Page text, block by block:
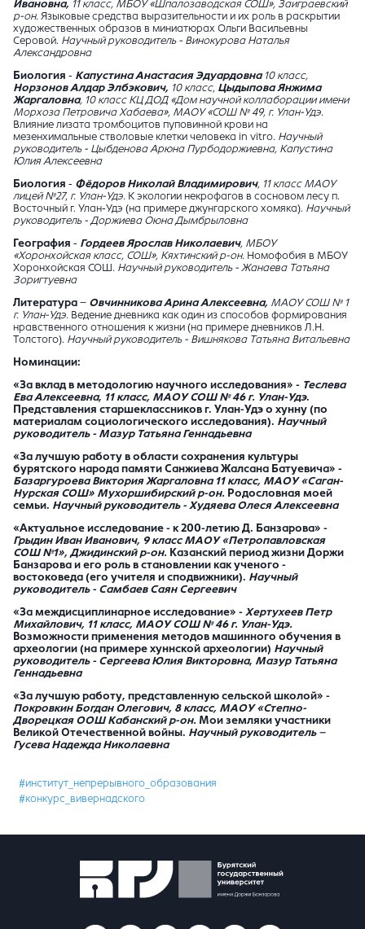
Ивановна, 11 класс, МБОУ «Шпалозаводская СОШ», Заиграевский
р-он. Языковые средства выразительности и их роль в раскрытии
художественных образов в миниатюрах Ольги Васильевны
Серовой. Научный руководитель - Винокурова Наталья
Александровна
Биология - Капустина Анастасия Эдуардовна 10 класс,
Норзонов Алдар Элбэкович, 10 класс, Цыдыпова Янжима
Жаргаловна, 10 класс КЦ ДОД «Дом научной коллаборации имени
Морхоза Петровича Хабаева», МАОУ «СОШ № 49, г. Улан-Удэ.
Влияние лизата тромбоцитов пуповинной крови на
мезенхимальные стволовые клетки человека in vitro. Научный
руководитель - Цыбденова Арюна Пурбодоржиевна, Капустина
Юлия Алексеевна
Биология - Фёдоров Николай Владимирович, 11 класс МАОУ
лицей №27, г. Улан-Удэ. К экологии некрофагов в сосновом лесу п.
Восточный г. Улан-Удэ (на примере джунгарского хомяка). Научный
руководитель - Доржиева Оюна Дымбрыловна
География - Гордеев Ярослав Николаевич, МБОУ
«Хоронхойская класс, СОШ», Кяхтинский р-он. Номофобия в МБОУ
Хоронхойская СОШ. Научный руководитель - Жанаева Татьяна
Зоригтуевна
Литература – Овчинникова Арина Алексеевна, МАОУ СОШ № 1
г. Улан-Удэ. Ведение дневника как один из способов формирования
нравственного отношения к жизни (на примере дневников Л.Н.
Толстого). Научный руководитель - Вишнякова Татьяна Витальевна
Номинации:
«За вклад в методологию научного исследования» - Теслева
Ева Алексеевна, 11 класс, МАОУ СОШ № 46 г. Улан-Удэ.
Представления старшеклассников г. Улан-Удэ о хунну (по
материалам социологического исследования). Научный
руководитель - Мазур Татьяна Геннадьевна
«За лучшую работу в области сохранения культуры
бурятского народа памяти Санжиева Жалсана Батуевича» -
Базаргуроева Виктория Жаргаловна11 класс, МАОУ «Саган-
Нурская СОШ» Мухоршибирский р-он. Родословная моей
семьи. Научный руководитель - Худяева Олеся Алексеевна
«Актуальное исследование - к 200-летию Д. Банзарова» -
Грыдин Иван Иванович, 9 класс МАОУ «Петропавловская
СОШ №1», Джидинский р-он. Казанский период жизни Доржи
Банзарова и его роль в становлении как ученого -
востоковеда (его учителя и сподвижники). Научный
руководитель - Самбаев Саян Сергеевич
«За междисциплинарное исследование» - Хертухеев Петр
Михайлович, 11 класс, МАОУ СОШ № 46 г. Улан-Удэ.
Возможности применения методов машинного обучения в
археологии (на примере хуннской археологии) Научный
руководитель - Сергеева Юлия Викторовна, Мазур Татьяна
Геннадьевна
«За лучшую работу, представленную сельской школой» -
Покровкин Богдан Олегович, 8 класс, МАОУ «Степно-
Дворецкая ООШ Кабанский р-он. Мои земляки участники
Великой Отечественной войны. Научный руководитель –
Гусева Надежда Николаевна
#институт_непрерывного_образования
#конкурс_вивернадского